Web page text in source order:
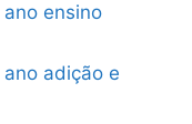
ensino
adição e